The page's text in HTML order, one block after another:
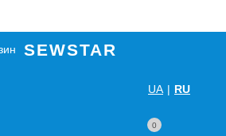
UA | RU
0
SEWSTAR